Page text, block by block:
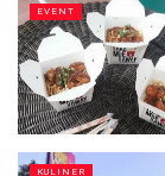
EVENT
KULINER